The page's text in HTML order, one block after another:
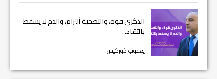
الذكرى قوة، والتضحية ألتزام، والدم لا يسقط
بالتقاد...
يعقوب كوركيس